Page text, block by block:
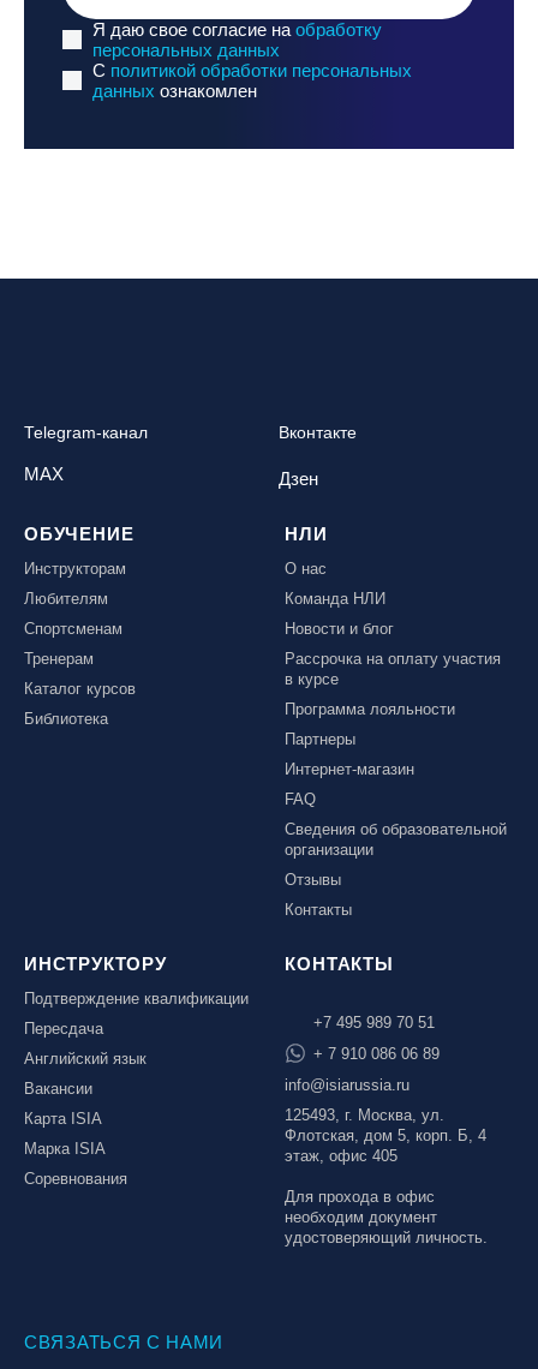
Я даю свое согласие на обработку
персональных данных
C политикой обработки персональных
данных ознакомлен
Telegram-канал Вконтакте
MAX Дзен
ОБУЧЕНИЕ
Инструкторам
Любителям
Спортсменам
Тренерам
Каталог курсов
Библиотека
НЛИ
О нас
Команда НЛИ
Новости и блог
Рассрочка на оплату участия
в курсе
Программа лояльности
Партнеры
Интернет-магазин
FAQ
Сведения об образовательной
организации
Отзывы
Контакты
ИНСТРУКТОРУ
Подтверждение квалификации
Пересдача
Английский язык
Вакансии
Карта ISIA
Марка ISIA
Соревнования
КОНТАКТЫ
+7 495 989 70 51
+ 7 910 086 06 89
info@isiarussia.ru
125493, г. Москва, ул.
Флотская, дом 5, корп. Б, 4
этаж, офис 405
Для прохода в офис
необходим документ
удостоверяющий личность.
СВЯЗАТЬСЯ С НАМИ